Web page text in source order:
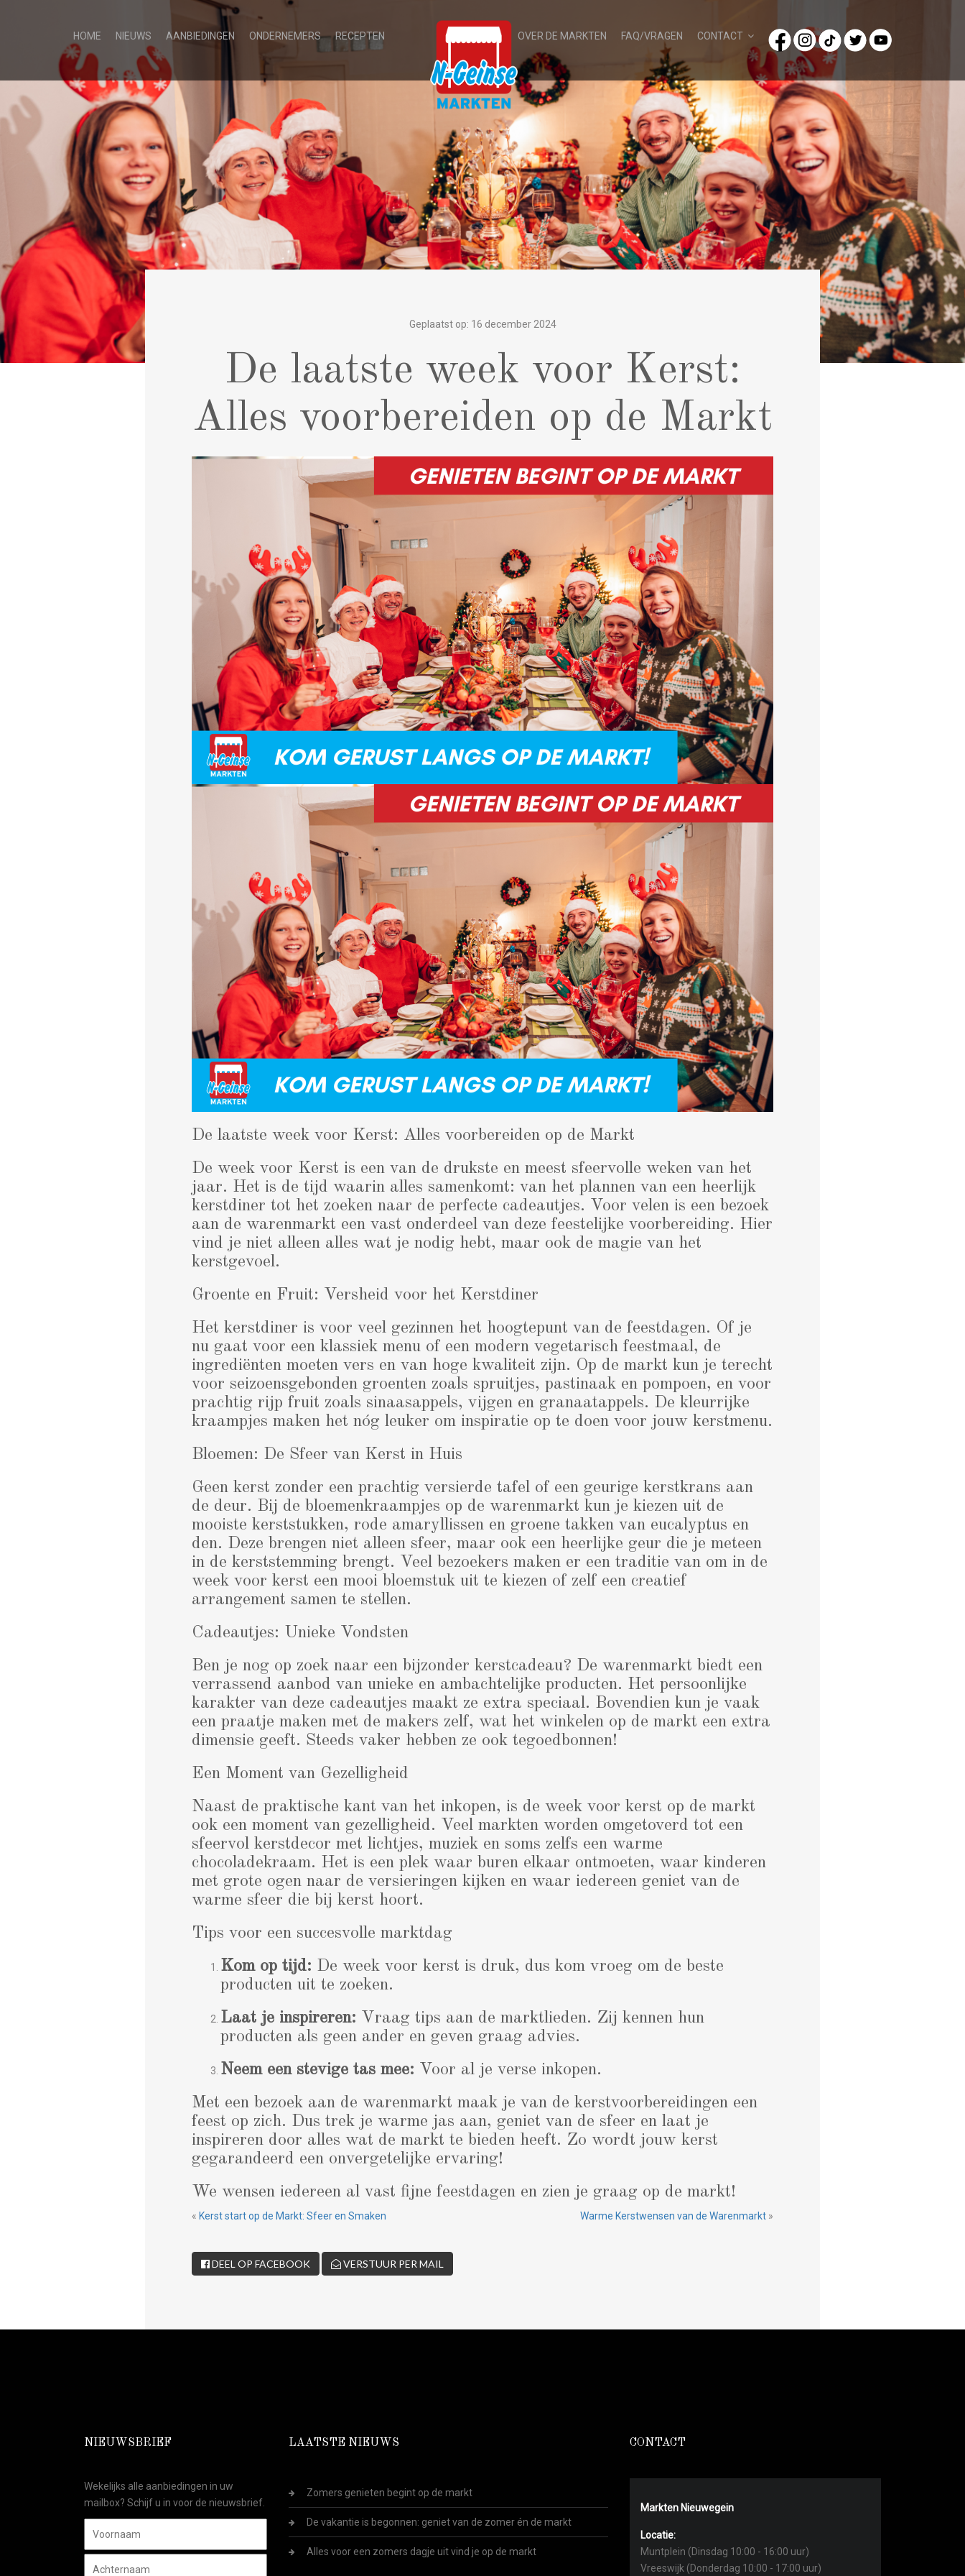
HOME NIEUWS AANBIEDINGEN ONDERNEMERS RECEPTEN OVER DE MARKTEN FAQ/VRAGEN CONTACT
Geplaatst op: 16 december 2024
De laatste week voor Kerst:
Alles voorbereiden op de Markt
De laatste week voor Kerst: Alles voorbereiden op de Markt
De week voor Kerst is een van de drukste en meest sfeervolle weken van het
jaar. Het is de tijd waarin alles samenkomt: van het plannen van een heerlijk
kerstdiner tot het zoeken naar de perfecte cadeautjes. Voor velen is een bezoek
aan de warenmarkt een vast onderdeel van deze feestelijke voorbereiding. Hier
vind je niet alleen alles wat je nodig hebt, maar ook de magie van het
kerstgevoel.
Groente en Fruit: Versheid voor het Kerstdiner
Het kerstdiner is voor veel gezinnen het hoogtepunt van de feestdagen. Of je
nu gaat voor een klassiek menu of een modern vegetarisch feestmaal, de
ingrediënten moeten vers en van hoge kwaliteit zijn. Op de markt kun je terecht
voor seizoensgebonden groenten zoals spruitjes, pastinaak en pompoen, en voor
prachtig rijp fruit zoals sinaasappels, vijgen en granaatappels. De kleurrijke
kraampjes maken het nóg leuker om inspiratie op te doen voor jouw kerstmenu.
Bloemen: De Sfeer van Kerst in Huis
Geen kerst zonder een prachtig versierde tafel of een geurige kerstkrans aan
de deur. Bij de bloemenkraampjes op de warenmarkt kun je kiezen uit de
mooiste kerststukken, rode amaryllissen en groene takken van eucalyptus en
den. Deze brengen niet alleen sfeer, maar ook een heerlijke geur die je meteen
in de kerststemming brengt. Veel bezoekers maken er een traditie van om in de
week voor kerst een mooi bloemstuk uit te kiezen of zelf een creatief
arrangement samen te stellen.
Cadeautjes: Unieke Vondsten
Ben je nog op zoek naar een bijzonder kerstcadeau? De warenmarkt biedt een
verrassend aanbod van unieke en ambachtelijke producten. Het persoonlijke
karakter van deze cadeautjes maakt ze extra speciaal. Bovendien kun je vaak
een praatje maken met de makers zelf, wat het winkelen op de markt een extra
dimensie geeft. Steeds vaker hebben ze ook tegoedbonnen!
Een Moment van Gezelligheid
Naast de praktische kant van het inkopen, is de week voor kerst op de markt
ook een moment van gezelligheid. Veel markten worden omgetoverd tot een
sfeervol kerstdecor met lichtjes, muziek en soms zelfs een warme
chocoladekraam. Het is een plek waar buren elkaar ontmoeten, waar kinderen
met grote ogen naar de versieringen kijken en waar iedereen geniet van de
warme sfeer die bij kerst hoort.
Tips voor een succesvolle marktdag
Kom op tijd: De week voor kerst is druk, dus kom vroeg om de beste
producten uit te zoeken.
Laat je inspireren: Vraag tips aan de marktlieden. Zij kennen hun
producten als geen ander en geven graag advies.
Neem een stevige tas mee: Voor al je verse inkopen.
Met een bezoek aan de warenmarkt maak je van de kerstvoorbereidingen een
feest op zich. Dus trek je warme jas aan, geniet van de sfeer en laat je
inspireren door alles wat de markt te bieden heeft. Zo wordt jouw kerst
gegarandeerd een onvergetelijke ervaring!
We wensen iedereen al vast fijne feestdagen en zien je graag op de markt!
« Kerst start op de Markt: Sfeer en Smaken Warme Kerstwensen van de Warenmarkt »
DEEL OP FACEBOOK VERSTUUR PER MAIL
NIEUWSBRIEF
Wekelijks alle aanbiedingen in uw
mailbox? Schijf u in voor de nieuwsbrief.
LAATSTE NIEUWS
Zomers genieten begint op de markt
De vakantie is begonnen: geniet van de zomer én de markt
Alles voor een zomers dagje uit vind je op de markt
CONTACT
Markten Nieuwegein
Locatie:
Muntplein (Dinsdag 10:00 - 16:00 uur)
Vreeswijk (Donderdag 10:00 - 17:00 uur)